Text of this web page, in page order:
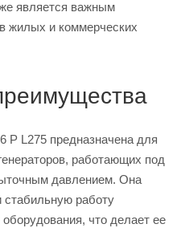
является важным
жилых и коммерческих
P L275 предназначена для
работающих под
давлением. Она
работу
оборудования, что делает ее